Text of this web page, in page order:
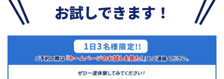
お試しできます！